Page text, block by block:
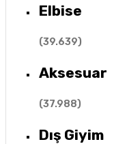
Elbise
(39.639)
Aksesuar
(37.988)
Dış Giyim